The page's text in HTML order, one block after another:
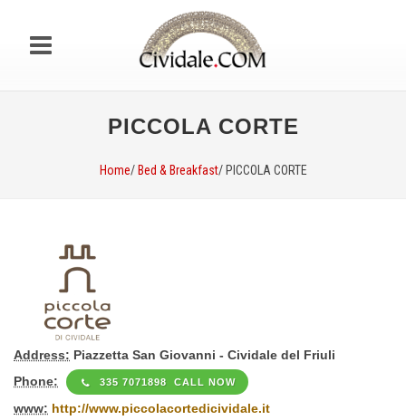
PICCOLA CORTE
Home/ Bed & Breakfast/ PICCOLA CORTE
Address: Piazzetta San Giovanni - Cividale del Friuli
Phone:
335 7071898 CALL NOW
www: http://www.piccolacortedicividale.it